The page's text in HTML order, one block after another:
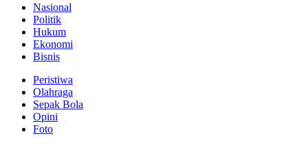
Nasional
Politik
Hukum
Ekonomi
Bisnis
Peristiwa
Olahraga
Sepak Bola
Opini
Foto